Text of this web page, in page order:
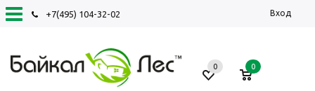
+7(495) 104-32-02 Вход
0 0